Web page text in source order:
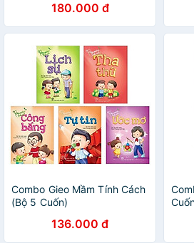
180.000 đ
Combo Gieo Mầm Tính Cách
(Bộ 5 Cuốn)
136.000 đ